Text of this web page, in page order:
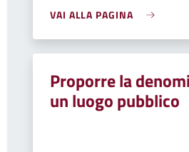
VAI ALLA PAGINA
Proporre la
un luogo pubblico